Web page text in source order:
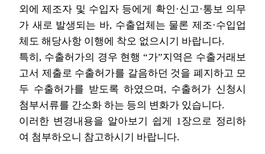
외에 제조자 및 수입자 등에게 확인·신고·통보 의무
가 새로 발생되는 바, 수출업체는 물론 제조·수입업
체도 해당사항 이행에 착오 없으시기 바랍니다.
특히, 수출허가의 경우 현행 “가”지역은 수출거래보
고서 제출로 수출허가를 갈음하던 것을 폐지하고 모
두 수출허가를 받도록 하였으며, 수출허가 신청시
첨부서류를 간소화 하는 등의 변화가 있습니다.
이러한 변경내용을 알아보기 쉽게 1장으로 정리하
여 첨부하오니 참고하시기 바랍니다.